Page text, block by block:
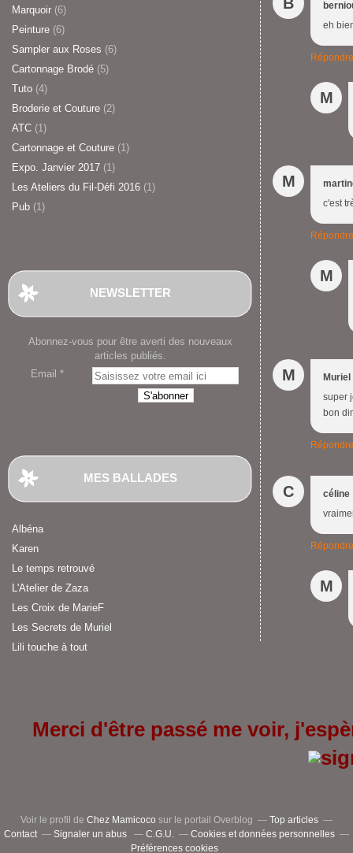
Marquoir (6)
Peinture (6)
Sampler aux Roses (6)
Cartonnage Brodé (5)
Tuto (4)
Broderie et Couture (2)
ATC (1)
Cartonnage et Couture (1)
Expo. Janvier 2017 (1)
Les Ateliers du Fil-Défi 2016 (1)
Pub (1)
NEWSLETTER
Abonnez-vous pour être averti des nouveaux
articles publiés.
Email
MES BALLADES
Albéna
Karen
Le temps retrouvé
L'Atelier de Zaza
Les Croix de MarieF
Les Secrets de Muriel
Lili touche à tout
eh
Répondre
M
M
c'est
Répondre
M
M
super
bon
Répondre
C
céline
Répondre
M
Merci d'être passé me voir,
Voir le profil de Chez Mamicoco sur le portail Overblog
Top articles
Contact
Signaler un abus C.G.U.
Cookies et données personnelles
Préférences cookies